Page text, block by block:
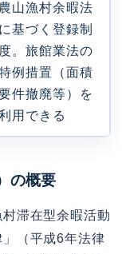
農山漁村余暇法
に基づく登録制
度。旅館業法の
例措置（面積
件撤廃等）を
用できる
の概要
滞在型余暇活動
（平成6年法律